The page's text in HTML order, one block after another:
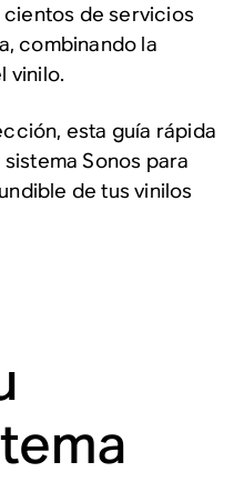
de servicios
combinando la
vinilo.
esta guía rápida
Sonos para
de tus vinilos